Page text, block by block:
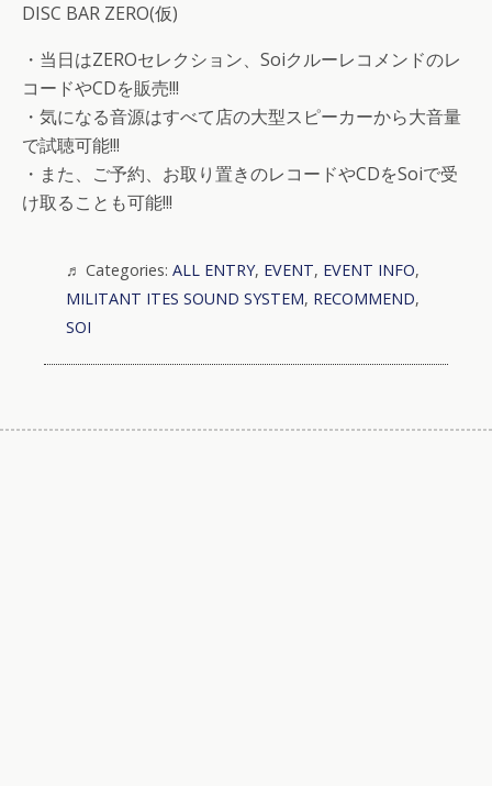
DISC BAR ZERO(仮)
・当日はZEROセレクション、Soiクルーレコメンドのレ
コードやCDを販売!!!
・気になる音源はすべて店の大型スピーカーから大音量
で試聴可能!!!
・また、ご予約、お取り置きのレコードやCDをSoiで受
け取ることも可能!!!
Categories: ALL ENTRY, EVENT, EVENT INFO,
MILITANT ITES SOUND SYSTEM, RECOMMEND,
SOI